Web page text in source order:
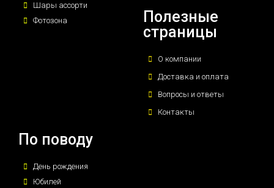
Шары ассорти
Фотозона
Полезные
страницы
О компании
Доставка и оплата
Вопросы и ответы
Контакты
По поводу
День рождения
Юбилей